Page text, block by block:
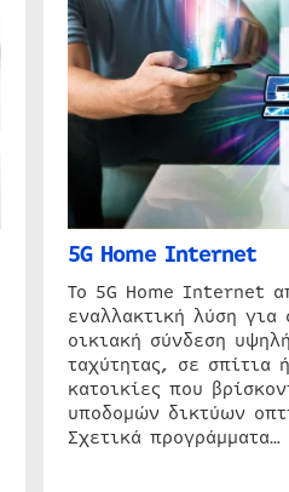
5G Home Internet
Το 5G Home Internet
εναλλακτική λύση για
οικιακή σύνδεση
ταχύτητας, σε σπίτια
κατοικίες που
υποδομών δικτύων
Σχετικά προγράμματα…